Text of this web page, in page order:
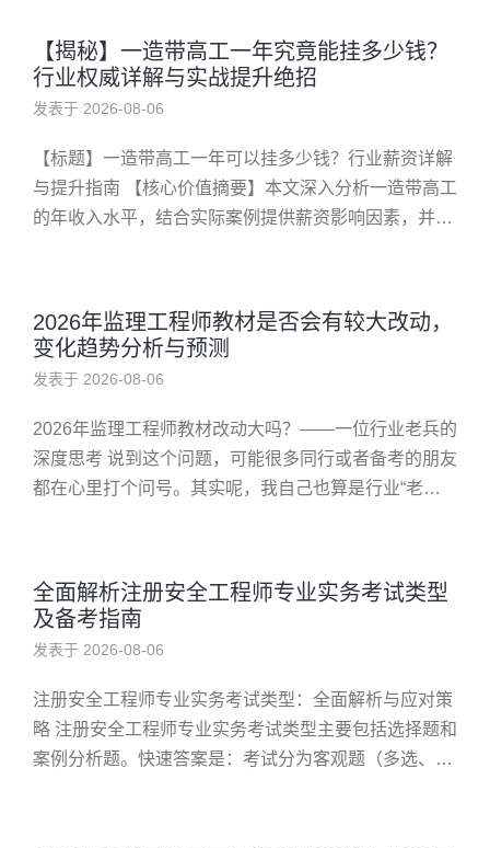
【揭秘】一造带高工一年究竟能挂多少钱？
行业权威详解与实战提升绝招
发表于 2026-08-06
【标题】一造带高工一年可以挂多少钱？行业薪资详解
与提升指南 【核心价值摘要】本文深入分析一造带高工
的年收入水平，结合实际案例提供薪资影响因素，并分
2026年监理工程师教材是否会有较大改动，
变化趋势分析与预测
发表于 2026-08-06
2026年监理工程师教材改动大吗？——一位行业老兵的
深度思考 说到这个问题，可能很多同行或者备考的朋友
都在心里打个问号。其实呢，我自己也算是行业“老兵”
全面解析注册安全工程师专业实务考试类型
及备考指南
发表于 2026-08-06
注册安全工程师专业实务考试类型：全面解析与应对策
略 注册安全工程师专业实务考试类型主要包括选择题和
案例分析题。快速答案是：考试分为客观题（多选、单